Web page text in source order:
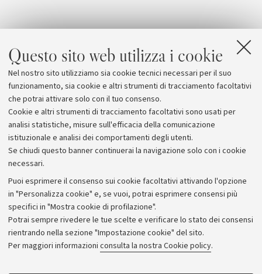
Questo sito web utilizza i cookie
Nel nostro sito utilizziamo sia cookie tecnici necessari per il suo
funzionamento, sia cookie e altri strumenti di tracciamento facoltativi
che potrai attivare solo con il tuo consenso.
Cookie e altri strumenti di tracciamento facoltativi sono usati per
analisi statistiche, misure sull'efficacia della comunicazione
istituzionale e analisi dei comportamenti degli utenti.
Se chiudi questo banner continuerai la navigazione solo con i cookie
necessari.
Puoi esprimere il consenso sui cookie facoltativi attivando l'opzione
in "Personalizza cookie" e, se vuoi, potrai esprimere consensi più
specifici in "Mostra cookie di profilazione".
Potrai sempre rivedere le tue scelte e verificare lo stato dei consensi
rientrando nella sezione "Impostazione cookie" del sito.
Per maggiori informazioni consulta la nostra Cookie policy.
Archivio
Comunicati stampa
Redazione
Rassegna stampa